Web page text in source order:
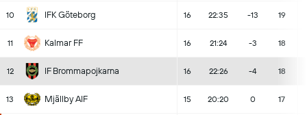
10 IFK Göteborg 16 22:35 -13 19
11 Kalmar FF 16 21:24 -3 18
12 IF Brommapojkarna 16 22:26 -4 18
13 Mjällby AIF 15 20:20 0 17